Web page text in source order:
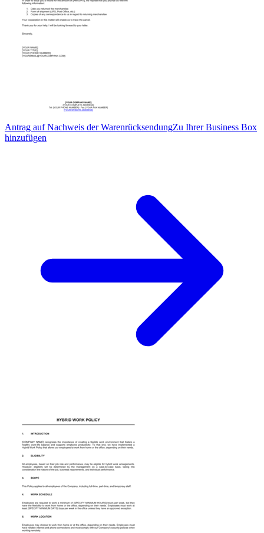
Antrag auf Nachweis der WarenrücksendungZu Ihrer Business Box
hinzufügen